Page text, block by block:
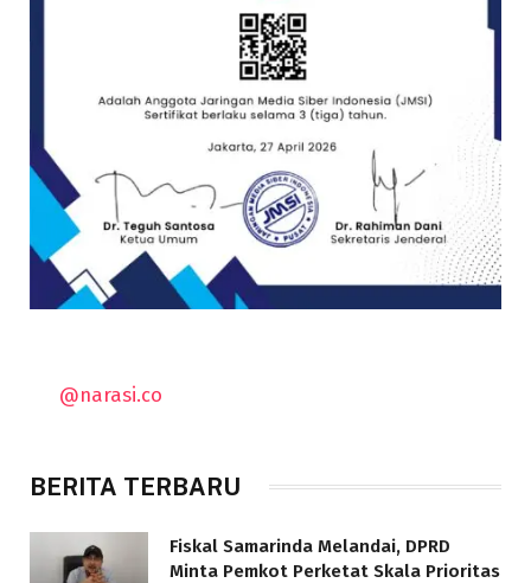
@narasi.co
BERITA TERBARU
Fiskal Samarinda Melandai, DPRD
Minta Pemkot Perketat Skala Prioritas